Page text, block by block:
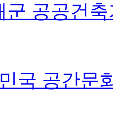
군 공공건
국 공간문